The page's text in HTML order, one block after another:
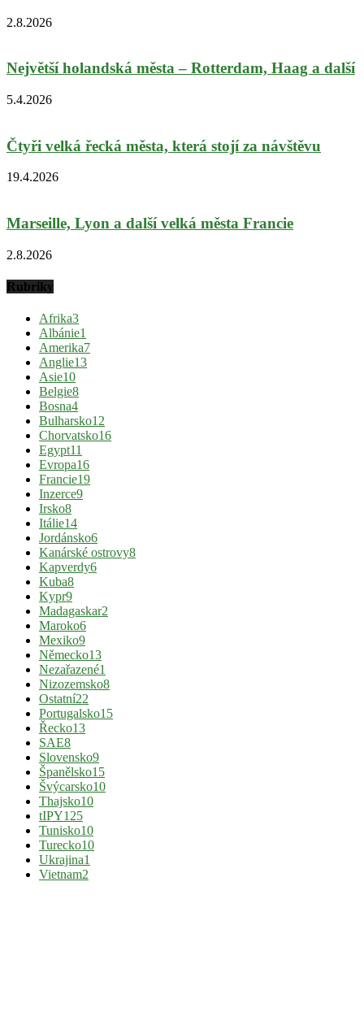
2.8.2026
Největší holandská města – Rotterdam, Haag a další
5.4.2026
Čtyři velká řecká města, která stojí za návštěvu
19.4.2026
Marseille, Lyon a další velká města Francie
2.8.2026
Rubriky
Afrika3
Albánie1
Amerika7
Anglie13
Asie10
Belgie8
Bosna4
Bulharsko12
Chorvatsko16
Egypt11
Evropa16
Francie19
Inzerce9
Irsko8
Itálie14
Jordánsko6
Kanárské ostrovy8
Kapverdy6
Kuba8
Kypr9
Madagaskar2
Maroko6
Mexiko9
Německo13
Nezařazené1
Nizozemsko8
Ostatní22
Portugalsko15
Řecko13
SAE8
Slovensko9
Španělsko15
Švýcarsko10
Thajsko10
tIPY125
Tunisko10
Turecko10
Ukrajina1
Vietnam2